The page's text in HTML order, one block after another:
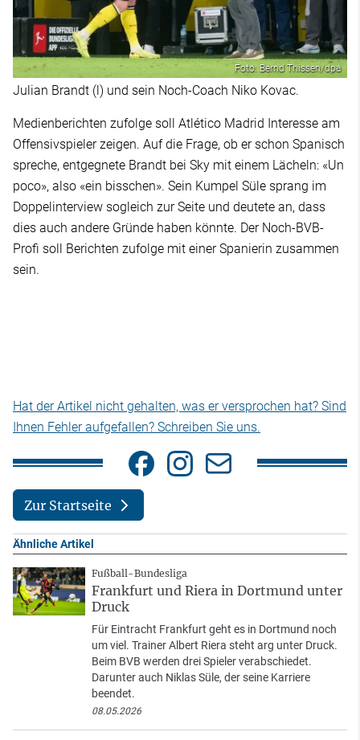
Foto: Bernd Thissen/dpa
Julian Brandt (l) und sein Noch-Coach Niko Kovac.
Medienberichten zufolge soll Atlético Madrid Interesse am
Offensivspieler zeigen. Auf die Frage, ob er schon Spanisch
spreche, entgegnete Brandt bei Sky mit einem Lächeln: «Un
poco», also «ein bisschen». Sein Kumpel Süle sprang im
Doppelinterview sogleich zur Seite und deutete an, dass
dies auch andere Gründe haben könnte. Der Noch-BVB-
Profi soll Berichten zufolge mit einer Spanierin zusammen
sein.
Hat der Artikel nicht gehalten, was er versprochen hat? Sind
Ihnen Fehler aufgefallen? Schreiben Sie uns.
Zur Startseite
Ähnliche Artikel
Fußball-Bundesliga
Frankfurt und Riera in Dortmund unter
Druck
Für Eintracht Frankfurt geht es in Dortmund noch
um viel. Trainer Albert Riera steht arg unter Druck.
Beim BVB werden drei Spieler verabschiedet.
Darunter auch Niklas Süle, der seine Karriere
beendet.
08.05.2026